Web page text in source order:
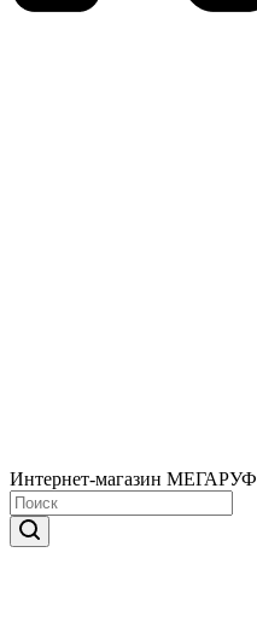
Интернет-магазин МЕГАРУФ